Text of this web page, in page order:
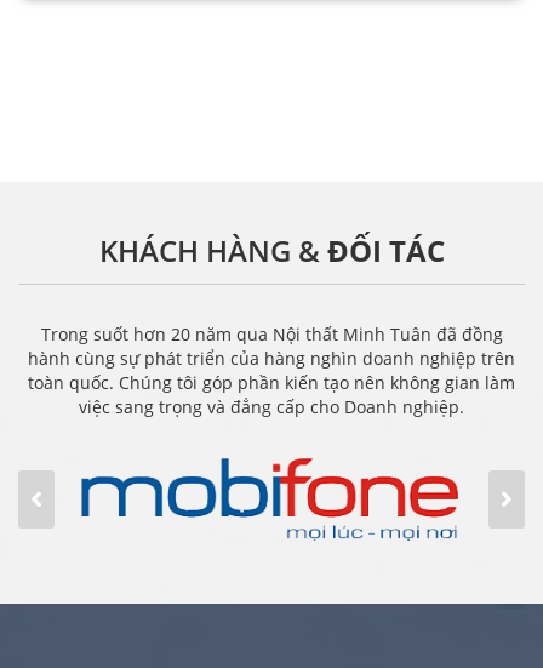
KHÁCH HÀNG & ĐỐI TÁC
Trong suốt hơn 20 năm qua Nội thất Minh Tuân đã đồng
hành cùng sự phát triển của hàng nghìn doanh nghiệp trên
toàn quốc. Chúng tôi góp phần kiến tạo nên không gian làm
việc sang trọng và đẳng cấp cho Doanh nghiệp.